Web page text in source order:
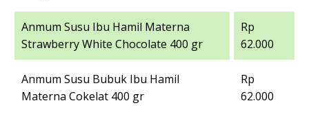
Anmum Susu Ibu Hamil Materna
Strawberry White Chocolate 400 gr
Rp
62.000
Anmum Susu Bubuk Ibu Hamil
Materna Cokelat 400 gr
Rp
62.000